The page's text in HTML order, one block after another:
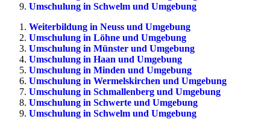
Umschulung in Schwelm und Umgebung
Weiterbildung in Neuss und Umgebung
Umschulung in Löhne und Umgebung
Umschulung in Münster und Umgebung
Umschulung in Haan und Umgebung
Umschulung in Minden und Umgebung
Umschulung in Wermelskirchen und Umgebung
Umschulung in Schmallenberg und Umgebung
Umschulung in Schwerte und Umgebung
Umschulung in Schwelm und Umgebung